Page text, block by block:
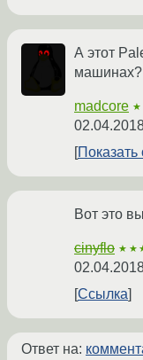
А этот
машинах?
madcore
Показать
Вот это
cinyflo
Ссылка
Ответ на: